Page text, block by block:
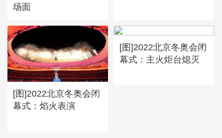
场面
[图]2022北京冬奥会闭
幕式：焰火表演
[图]2022北京冬奥会闭
幕式：主火炬台熄灭